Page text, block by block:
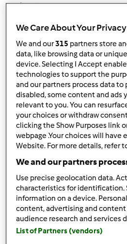
cheatcrop
Gio, 06/05/2025 - 01:48
È facile capire che il dosaggio
gusti di ognuno. Seguendo alla
possono preparare delle torte.
e fai pratica con ricette diverse
migliorare la tuasoccer random
In cima
Accedio registratiper
neilfranklin91
We Care About Your Privacy
We and our315 partners store
data, like browsing data or
device. Selecting I Accept
technologies to support the
and our partners process data to
disabled, some content and ads
relevant to you. You can
your choices or withdraw
clicking the Show Purposes link
webpage .Your choices will have
Website. For more details, refer
We and our partners
Use precise geolocation data.
characteristics for identification.
information on a device.
content, advertising and
audience research and services
List of Partners (vendors)